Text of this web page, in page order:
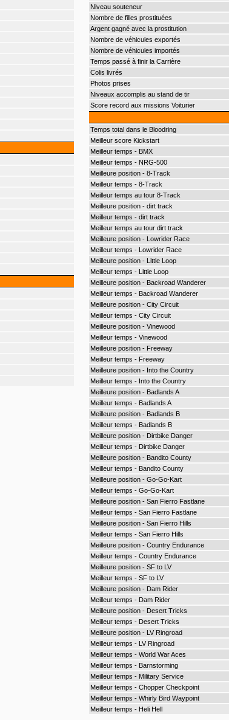
Niveau souteneur
Nombre de filles prostituées
Argent gagné avec la prostitution
Nombre de véhicules exportés
Nombre de véhicules importés
Temps passé à finir la Carrière
Colis livrés
Photos prises
Niveaux accomplis au stand de tir
Score record aux missions Voiturier
Temps total dans le Bloodring
Meilleur score Kickstart
Meilleur temps - BMX
Meilleur temps - NRG-500
Meilleure position - 8-Track
Meilleur temps - 8-Track
Meilleur temps au tour 8-Track
Meilleure position - dirt track
Meilleur temps - dirt track
Meilleur temps au tour dirt track
Meilleure position - Lowrider Race
Meilleur temps - Lowrider Race
Meilleure position - Little Loop
Meilleur temps - Little Loop
Meilleure position - Backroad Wanderer
Meilleur temps - Backroad Wanderer
Meilleure position - City Circuit
Meilleur temps - City Circuit
Meilleure position - Vinewood
Meilleur temps - Vinewood
Meilleure position - Freeway
Meilleur temps - Freeway
Meilleure position - Into the Country
Meilleur temps - Into the Country
Meilleure position - Badlands A
Meilleur temps - Badlands A
Meilleure position - Badlands B
Meilleur temps - Badlands B
Meilleure position - Dirtbike Danger
Meilleur temps - Dirtbike Danger
Meilleure position - Bandito County
Meilleur temps - Bandito County
Meilleure position - Go-Go-Kart
Meilleur temps - Go-Go-Kart
Meilleure position - San Fierro Fastlane
Meilleur temps - San Fierro Fastlane
Meilleure position - San Fierro Hills
Meilleur temps - San Fierro Hills
Meilleure position - Country Endurance
Meilleur temps - Country Endurance
Meilleure position - SF to LV
Meilleur temps - SF to LV
Meilleure position - Dam Rider
Meilleur temps - Dam Rider
Meilleure position - Desert Tricks
Meilleur temps - Desert Tricks
Meilleure position - LV Ringroad
Meilleur temps - LV Ringroad
Meilleur temps - World War Aces
Meilleur temps - Barnstorming
Meilleur temps - Military Service
Meilleur temps - Chopper Checkpoint
Meilleur temps - Whirly Bird Waypoint
Meilleur temps - Heli Hell